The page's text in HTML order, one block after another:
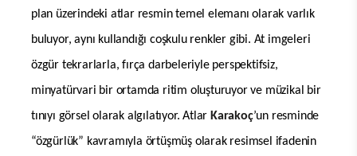
plan üzerindeki atlar resmin temel elemanı olarak varlık
buluyor, aynı kullandığı coşkulu renkler gibi. At imgeleri
özgür tekrarlarla, fırça darbeleriyle perspektifsiz,
minyatürvari bir ortamda ritim oluşturuyor ve müzikal bir
tınıyı görsel olarak algılatıyor. Atlar Karakoç’un resminde
“özgürlük” kavramıyla örtüşmüş olarak resimsel ifadenin